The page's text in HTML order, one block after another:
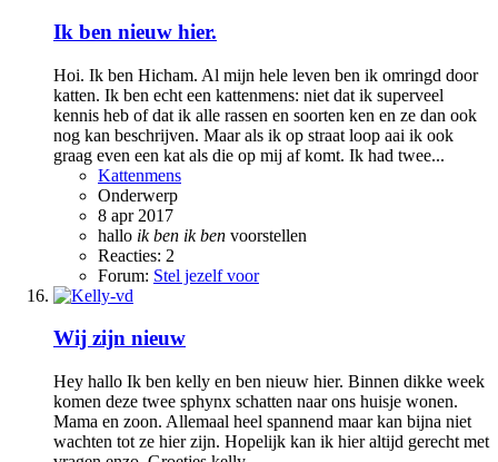
Ik ben nieuw hier.
Hoi. Ik ben Hicham. Al mijn hele leven ben ik omringd door
katten. Ik ben echt een kattenmens: niet dat ik superveel
kennis heb of dat ik alle rassen en soorten ken en ze dan ook
nog kan beschrijven. Maar als ik op straat loop aai ik ook
graag even een kat als die op mij af komt. Ik had twee...
Kattenmens
Onderwerp
8 apr 2017
hallo ik ben ik ben voorstellen
Reacties: 2
Forum: Stel jezelf voor
Wij zijn nieuw
Hey hallo Ik ben kelly en ben nieuw hier. Binnen dikke week
komen deze twee sphynx schatten naar ons huisje wonen.
Mama en zoon. Allemaal heel spannend maar kan bijna niet
wachten tot ze hier zijn. Hopelijk kan ik hier altijd gerecht met